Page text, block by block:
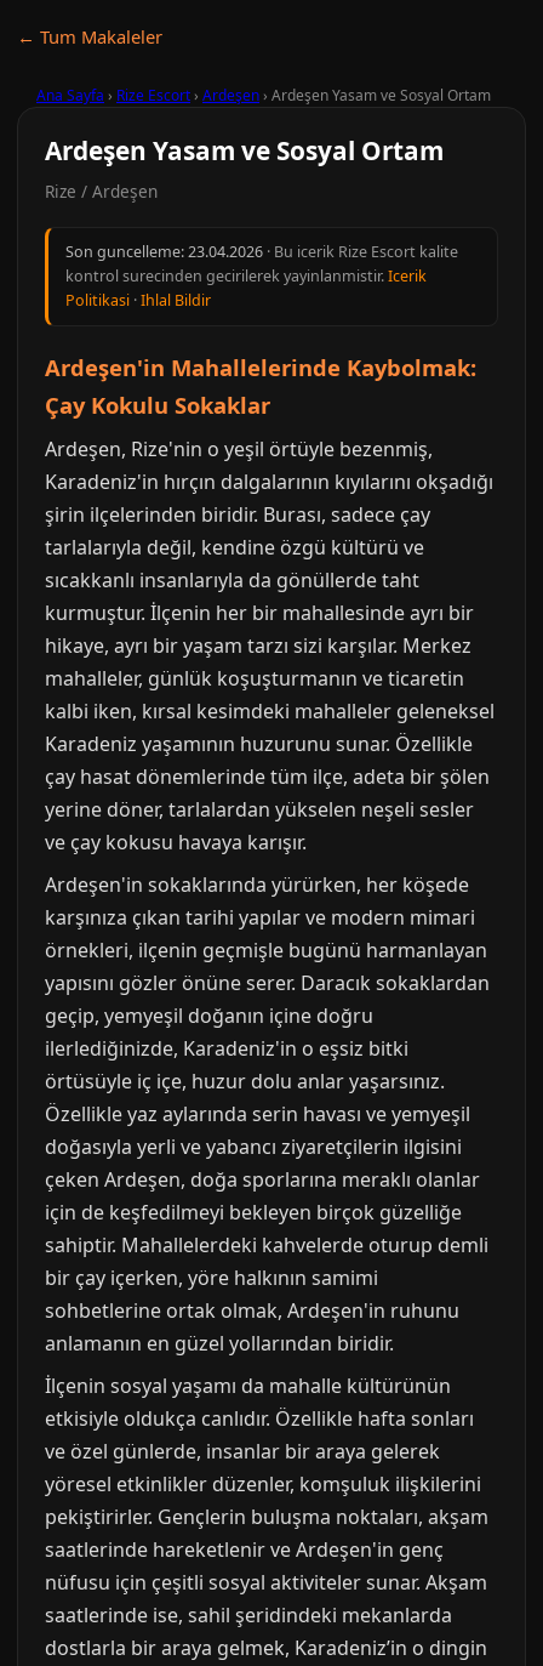
← Tum Makaleler
Ana Sayfa › Rize Escort› Ardeşen› Ardeşen Yasam ve Sosyal Ortam
Ardeşen Yasam ve Sosyal Ortam
Rize / Ardeşen
Son guncelleme:23.04.2026 · Bu icerik Rize Escort kalite
kontrol surecinden gecirilerek yayinlanmistir.Icerik
Politikasi ·Ihlal Bildir
Ardeşen'in Mahallelerinde Kaybolmak:
Çay Kokulu Sokaklar
Ardeşen, Rize'nin o yeşil örtüyle bezenmiş,
Karadeniz'in hırçın dalgalarının kıyılarını okşadığı
şirin ilçelerinden biridir. Burası, sadece çay
tarlalarıyla değil, kendine özgü kültürü ve
sıcakkanlı insanlarıyla da gönüllerde taht
kurmuştur. İlçenin her bir mahallesinde ayrı bir
hikaye, ayrı bir yaşam tarzı sizi karşılar. Merkez
mahalleler, günlük koşuşturmanın ve ticaretin
kalbi iken, kırsal kesimdeki mahalleler geleneksel
Karadeniz yaşamının huzurunu sunar. Özellikle
çay hasat dönemlerinde tüm ilçe, adeta bir şölen
yerine döner, tarlalardan yükselen neşeli sesler
ve çay kokusu havaya karışır.
Ardeşen'in sokaklarında yürürken, her köşede
karşınıza çıkan tarihi yapılar ve modern mimari
örnekleri, ilçenin geçmişle bugünü harmanlayan
yapısını gözler önüne serer. Daracık sokaklardan
geçip, yemyeşil doğanın içine doğru
ilerlediğinizde, Karadeniz'in o eşsiz bitki
örtüsüyle iç içe, huzur dolu anlar yaşarsınız.
Özellikle yaz aylarında serin havası ve yemyeşil
doğasıyla yerli ve yabancı ziyaretçilerin ilgisini
çeken Ardeşen, doğa sporlarına meraklı olanlar
için de keşfedilmeyi bekleyen birçok güzelliğe
sahiptir. Mahallelerdeki kahvelerde oturup demli
bir çay içerken, yöre halkının samimi
sohbetlerine ortak olmak, Ardeşen'in ruhunu
anlamanın en güzel yollarından biridir.
İlçenin sosyal yaşamı da mahalle kültürünün
etkisiyle oldukça canlıdır. Özellikle hafta sonları
ve özel günlerde, insanlar bir araya gelerek
yöresel etkinlikler düzenler, komşuluk ilişkilerini
pekiştirirler. Gençlerin buluşma noktaları, akşam
saatlerinde hareketlenir ve Ardeşen'in genç
nüfusu için çeşitli sosyal aktiviteler sunar. Akşam
saatlerinde ise, sahil şeridindeki mekanlarda
dostlarla bir araya gelmek, Karadeniz’in o dingin